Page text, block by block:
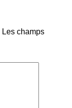
Les champs